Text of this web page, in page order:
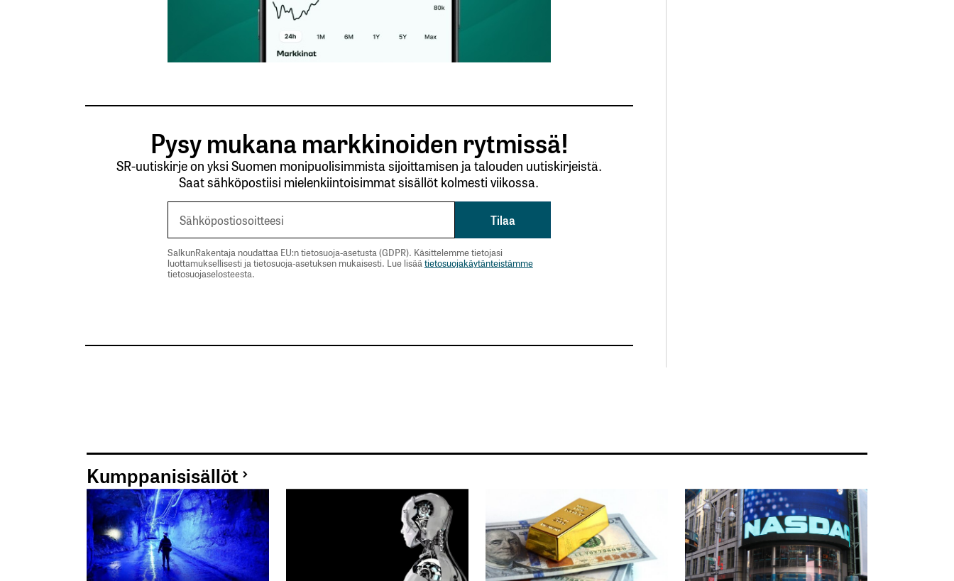
Pysy mukana markkinoiden rytmissä!
SR-uutiskirje on yksi Suomen monipuolisimmista sijoittamisen ja talouden uutiskirjeistä.
Saat sähköpostiisi mielenkiintoisimmat sisällöt kolmesti viikossa.
SalkunRakentaja noudattaa EU:n tietosuoja-asetusta (GDPR). Käsittelemme tietojasi
luottamuksellisesti ja tietosuoja-asetuksen mukaisesti. Lue lisää tietosuojakäytänteistämme
tietosuojaselosteesta.
Kumppanisisällöt